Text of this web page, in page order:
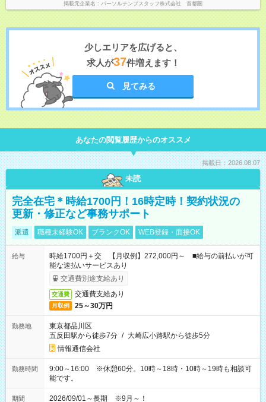
掲載元企業名 パーソルテンプスタッフ株式会社 首都圏
少しエリアを広げると、
求人が37件増えます！
見てみる
あなたの閲覧履歴からのオススメ
掲載日：2026.08.07
未読
完全在宅＊時給1700円！16時定時！契約状況の
更新・修正など事務サポート
派遣 職種未経験OK ブランクOK WEB登録・面接OK
給与
時給1700円＋交 【月収例】272,000円～ ■給与の前払いが可
能な速払いサービスあり
交通費別途支給あり
交通費 交通費支給あり
月収例 25～30万円
勤務地
東京都品川区
五反田駅から徒歩7分 / 大崎広小路駅から徒歩5分
情報通信会社
勤務時間
9:00～16:00 ※休憩60分。10時～18時・10時～19時も相談可
能です。
期間 2026/09/01～長期 ※9月～！